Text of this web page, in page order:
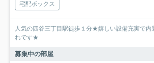
宅配ボックス
人気の四谷三丁目駅徒歩１分★嬉しい設備充実で内
れです★
募集中の部屋